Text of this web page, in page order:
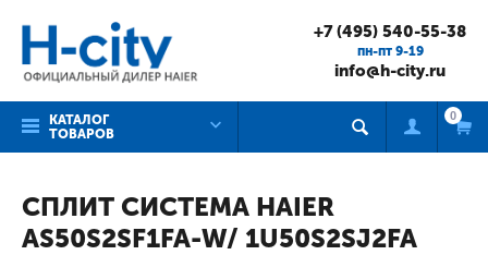
+7 (495) 540-55-38
пн-пт 9-19
info@h-city.ru
КАТАЛОГ
ТОВАРОВ
0
СПЛИТ СИСТЕМА HAIER
AS50S2SF1FA-W/ 1U50S2SJ2FA